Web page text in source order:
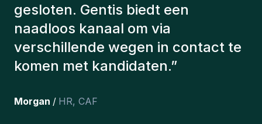
juiste kandidaten voor te stellen.
De kandidaten die we hebben
aangeworven, werken nog steeds
bij ons en persoonlijk ben ik erg
team hebben opgenomen.